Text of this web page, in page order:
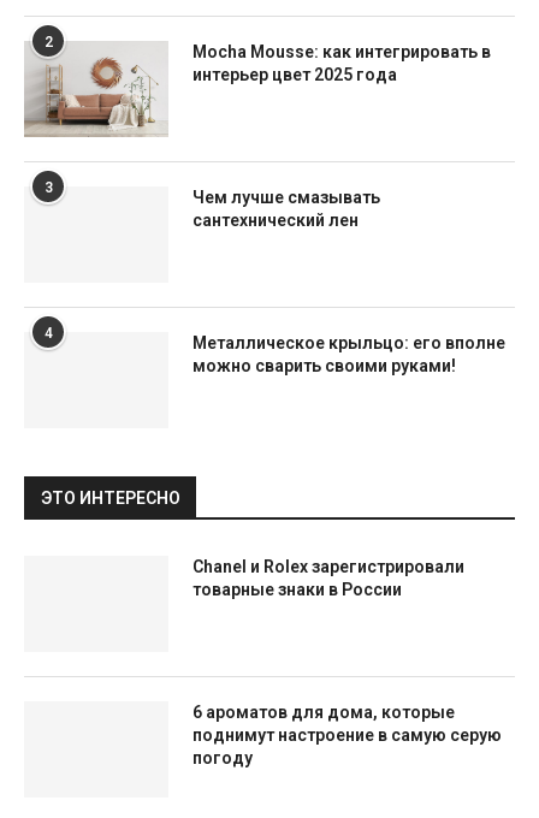
2
Mocha Mousse: как интегрировать в
интерьер цвет 2025 года
3
Чем лучше смазывать
сантехнический лен
4
Металлическое крыльцо: его вполне
можно сварить своими руками!
ЭТО ИНТЕРЕСНО
Chanel и Rolex зарегистрировали
товарные знаки в России
6 ароматов для дома, которые
поднимут настроение в самую серую
погоду